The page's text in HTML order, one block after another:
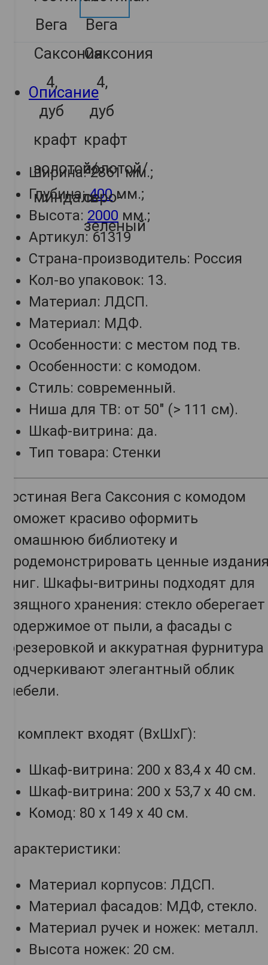
Описание
Ширина: 2861 мм.;
Глубина:400мм.;
Высота: 2000 мм.;
Артикул: 61319
Страна-производитель: Россия
Кол-во упаковок: 13.
Материал: ЛДСП.
Материал: МДФ.
Особенности: с местом под тв.
Особенности: с комодом.
Стиль: современный.
Ниша для ТВ: от 50" (> 111 см).
Шкаф-витрина: да.
Тип товара: Стенки
Гостиная Вега Саксония с комодом
поможет красиво оформить
домашнюю библиотеку и
продемонстрировать ценные
книг. Шкафы-витрины подходят для
изящного хранения: стекло оберегает
содержимое от пыли, а фасады с
фрезеровкой и аккуратная фурнитура
подчеркивают элегантный облик
мебели.
В комплект входят (ВхШхГ):
Шкаф-витрина: 200 х 83,4 х 40 см.
Шкаф-витрина: 200 х 53,7 х 40 см.
Комод: 80 х 149 х 40 см.
Характеристики:
Материал корпусов: ЛДСП.
Материал фасадов: МДФ, стекло.
Материал ручек и ножек: металл.
Высота ножек: 20 см.